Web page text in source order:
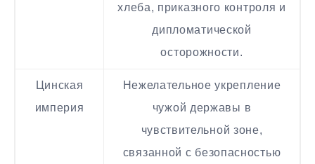
хлеба, приказного контроля и
дипломатической
осторожности.
Цинская
империя
Нежелательное укрепление
чужой державы в
чувствительной зоне,
связанной с безопасностью